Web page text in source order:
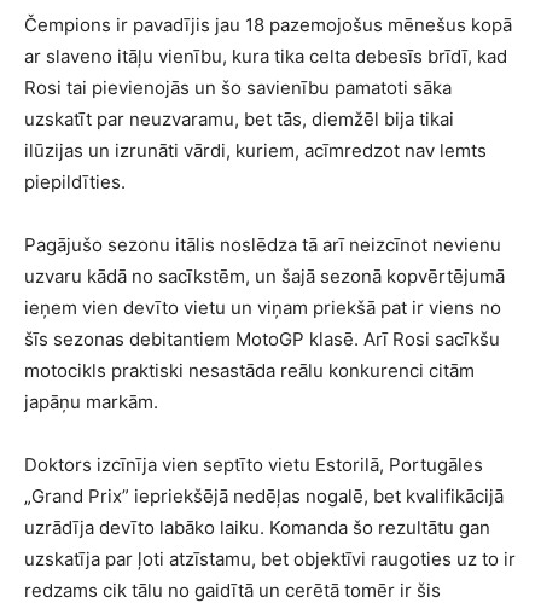
Čempions ir pavadījis jau 18 pazemojošus mēnešus kopā
ar slaveno itāļu vienību, kura tika celta debesīs brīdī, kad
Rosi tai pievienojās un šo savienību pamatoti sāka
uzskatīt par neuzvaramu, bet tās, diemžēl bija tikai
ilūzijas un izrunāti vārdi, kuriem, acīmredzot nav lemts
piepildīties.
Pagājušo sezonu itālis noslēdza tā arī neizcīnot nevienu
uzvaru kādā no sacīkstēm, un šajā sezonā kopvērtējumā
ieņem vien devīto vietu un viņam priekšā pat ir viens no
šīs sezonas debitantiem MotoGP klasē. Arī Rosi sacīkšu
motocikls praktiski nesastāda reālu konkurenci citām
japāņu markām.
Doktors izcīnīja vien septīto vietu Estorilā, Portugāles
„Grand Prix” iepriekšējā nedēļas nogalē, bet kvalifikācijā
uzrādīja devīto labāko laiku. Komanda šo rezultātu gan
uzskatīja par ļoti atzīstamu, bet objektīvi raugoties uz to ir
redzams cik tālu no gaidītā un cerētā tomēr ir šis